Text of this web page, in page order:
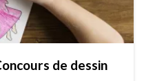
de dessin